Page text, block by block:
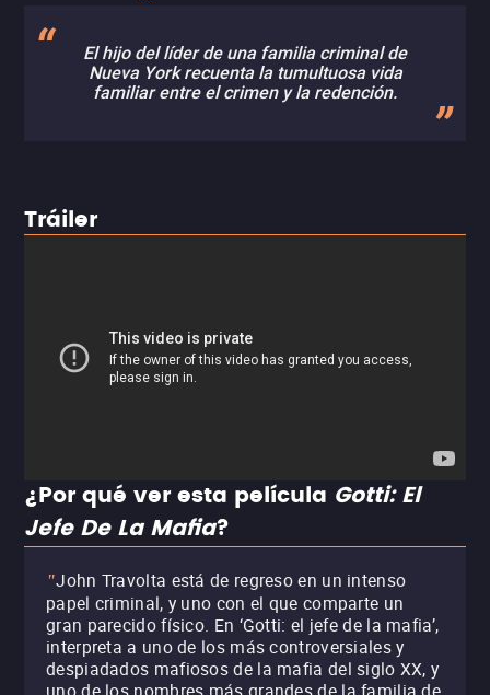
El hijo del líder de una familia criminal de
Nueva York recuenta la tumultuosa vida
familiar entre el crimen y la redención.
Tráiler
¿Por qué ver esta película Gotti: El
Jefe De La Mafia?
"John Travolta está de regreso en un intenso
papel criminal, y uno con el que comparte un
gran parecido físico. En ‘Gotti: el jefe de la mafia’,
interpreta a uno de los más controversiales y
despiadados mafiosos de la mafia del siglo XX, y